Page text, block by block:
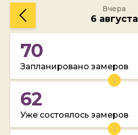
Вчера
6 августа
70
Запланировано замеров
62
Уже состоялось замеров